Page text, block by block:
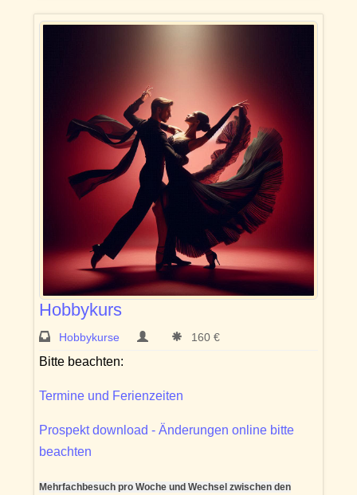
Hobbykurs
Hobbykurse 160 €
Bitte beachten:
Termine und Ferienzeiten
Prospekt download - Änderungen online bitte
beachten
Mehrfachbesuch pro Woche und Wechsel zwischen den